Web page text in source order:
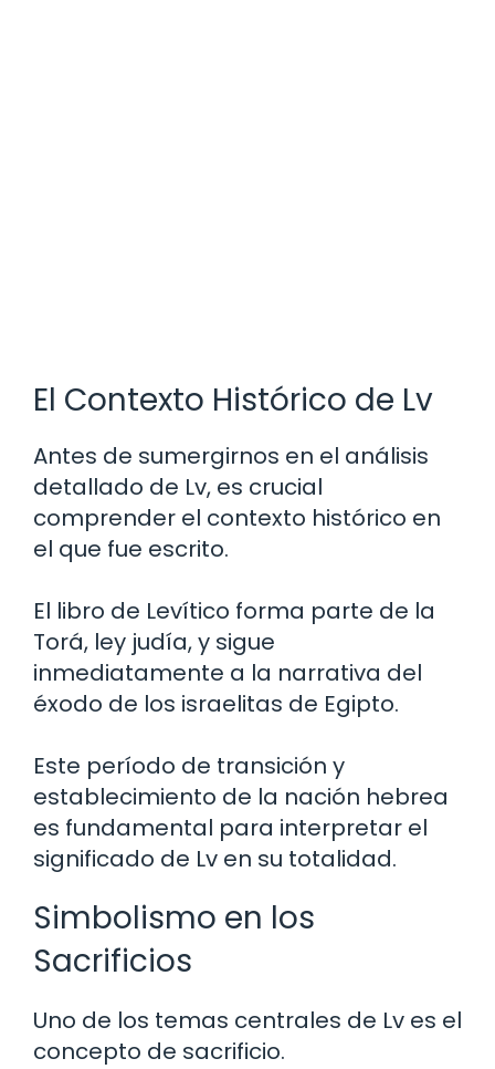
El Contexto Histórico de Lv
Antes de sumergirnos en el análisis
detallado de Lv, es crucial
comprender el contexto histórico en
el que fue escrito.
El libro de Levítico forma parte de la
Torá, ley judía, y sigue
inmediatamente a la narrativa del
éxodo de los israelitas de Egipto.
Este período de transición y
establecimiento de la nación hebrea
es fundamental para interpretar el
significado de Lv en su totalidad.
Simbolismo en los
Sacrificios
Uno de los temas centrales de Lv es el
concepto de sacrificio.